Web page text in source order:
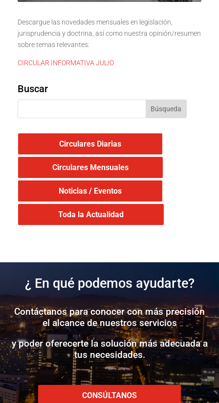
Descargue las novedades mensuales en legislación,
jurisprudencia y doctrina, así como nuestra opinión/resumen
sobre temas relevantes:
CIRCULAR INFORMATIVA JULIO
Buscar
Circulares Diarias
Circulares Mensuales
Noticias / Eventos
Toda la Actualidad
¿ En qué podemos ayudarte?
Contáctanos para conocer con más precisión
el alcance de nuestros servicios
y poder oferecerte la solución más adecuada a
tus necesidades.
CONSÚLTANOS